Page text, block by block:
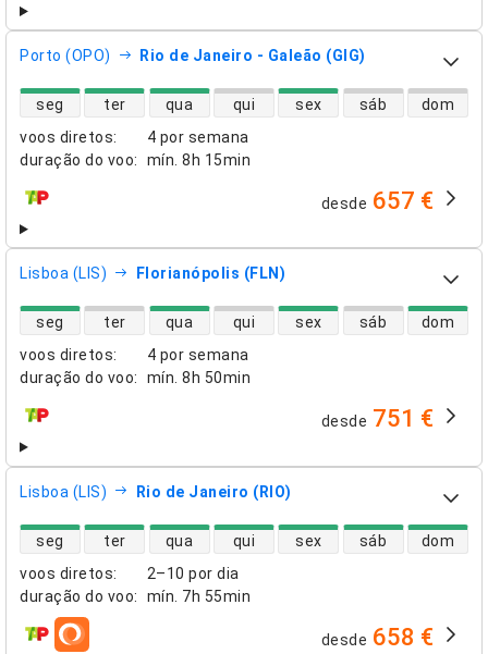
Porto (OPO) Rio de Janeiro - Galeão (GIG)
voos diretos:
4 por semana
duração do voo: mín. 8h 15min
disponibilidade de voos diretos
seg ter qua qui sex sáb dom
companhias aéreas desde 657 €
Lisboa (LIS) Florianópolis (FLN)
voos diretos:
4 por semana
duração do voo: mín. 8h 50min
disponibilidade de voos diretos
seg ter qua qui sex sáb dom
companhias aéreas desde 751 €
Lisboa (LIS) Rio de Janeiro (RIO)
voos diretos:
2–10 por dia
duração do voo: mín. 7h 55min
disponibilidade de voos diretos
seg ter qua qui sex sáb dom
companhias aéreas desde 658 €